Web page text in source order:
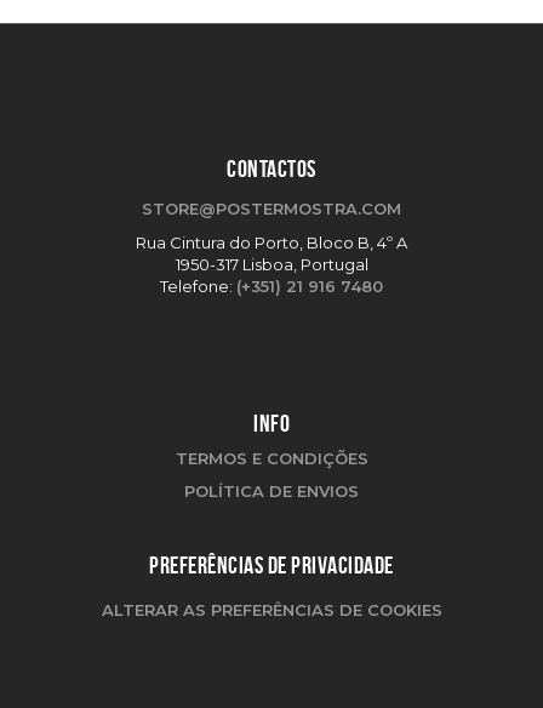
CONTACTOS
STORE@POSTERMOSTRA.COM
Rua Cintura do Porto, Bloco B, 4º A
1950-317 Lisboa, Portugal
Telefone: (+351) 21 916 7480
INFO
TERMOS E CONDIÇÕES
POLÍTICA DE ENVIOS
PREFERÊNCIAS DE PRIVACIDADE
ALTERAR AS PREFERÊNCIAS DE COOKIES